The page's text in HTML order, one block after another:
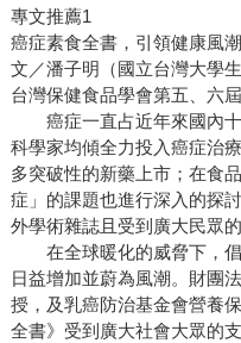
專文推薦1
癌症素食全書，引領健康風潮
文／潘子明（國立台灣大學
台灣保健食品學會第五、六屆
癌症一直占近年來國內十
科學家均傾全力投入癌症治
多突破性的新藥上市；在食
症」的課題也進行深入的探
外學術雜誌且受到廣大民眾的
在全球暖化的威脅下，倡
日益增加並蔚為風潮。財團
授，及乳癌防治基金會營養
全書》受到廣大社會大眾的